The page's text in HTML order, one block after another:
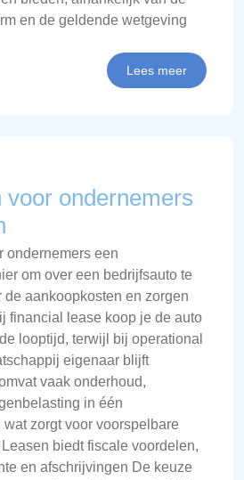
en de geldende wetgeving
Lees meer
voor ondernemers
ondernemers een
om over een bedrijfsauto te
de aankoopkosten en zorgen
financial lease koop je de auto
looptijd, terwijl bij operational
eigenaar blijft
vaak onderhoud,
in één
zorgt voor voorspelbare
biedt fiscale voordelen,
en afschrijvingen De keuze